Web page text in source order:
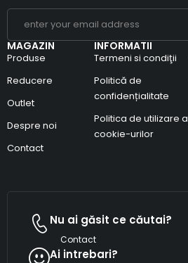
MAGAZIN
Produse
Reducere
Outlet
Despre noi
Contact
INFORMATII
Termeni si condiţii
Politică de
confidențialitate
Politica de utilizare a
cookie-urilor
Nu ai găsit ce căutai?
Contact
Ai intrebari?